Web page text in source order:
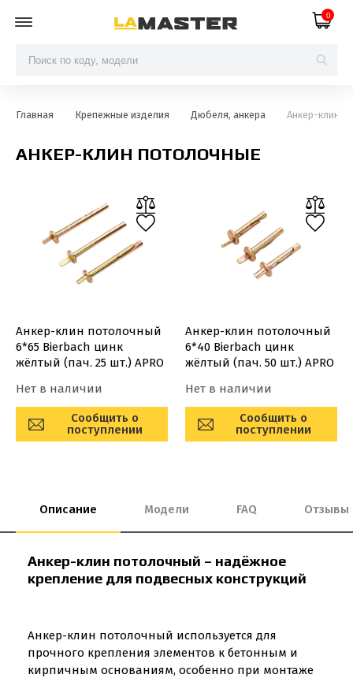
0
Главная Крепежные изделия Дюбеля, анкера Анкер-клин
АНКЕР-КЛИН ПОТОЛОЧНЫЕ
Анкер-клин потолочный
6*65 Bierbach цинк
жёлтый (пач. 25 шт.) APRO
Нет в наличии
Сообщить о
поступлении
Анкер-клин потолочный
6*40 Bierbach цинк
жёлтый (пач. 50 шт.) APRO
Нет в наличии
Сообщить о
поступлении
Описание Модели FAQ Отзывы
Анкер-клин потолочный – надёжное
крепление для подвесных конструкций
Анкер-клин потолочный используется для
прочного крепления элементов к бетонным и
кирпичным основаниям, особенно при монтаже